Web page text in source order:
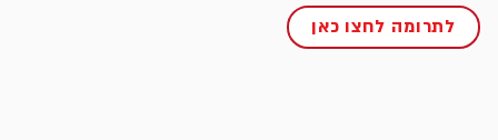
לתרומה לחצו כאן